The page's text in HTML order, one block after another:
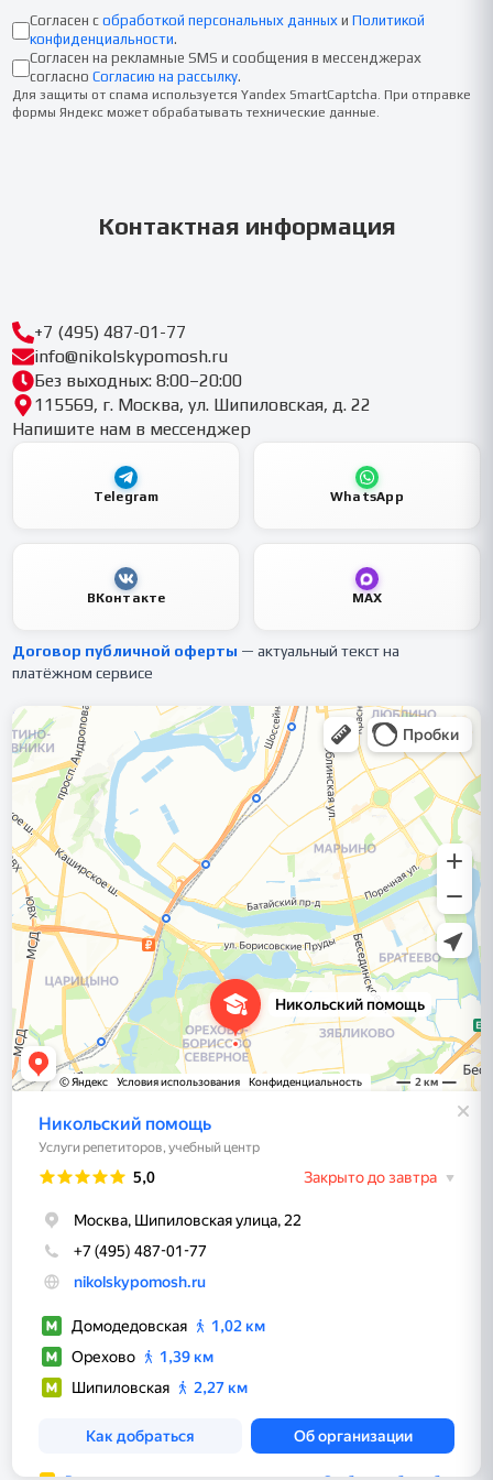
Согласен с обработкой персональных данных и Политикой
конфиденциальности.
Согласен на рекламные SMS и сообщения в мессенджерах
согласно Согласию на рассылку.
Для защиты от спама используется Yandex SmartCaptcha. При отправке
формы Яндекс может обрабатывать технические данные.
Контактная информация
+7 (495) 487-01-77
info@nikolskypomosh.ru
Без выходных: 8:00–20:00
115569, г. Москва, ул. Шипиловская, д. 22
Напишите нам в мессенджер
Telegram WhatsApp
ВКонтакте MAX
Договор публичной оферты — актуальный текст на
платёжном сервисе